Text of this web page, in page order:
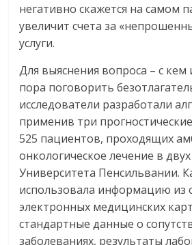
негативно скажется на самом
увеличит счета за
услуги.
Для выяснения вопроса – с кем
пора поговорить
исследователи разработали
применив три
525 пациентов, проходящих
онкологическое лечение в
Университета Пенсильвании.
использовала информацию из
электронных медицинских
стандартные данные о
заболеваниях, результаты